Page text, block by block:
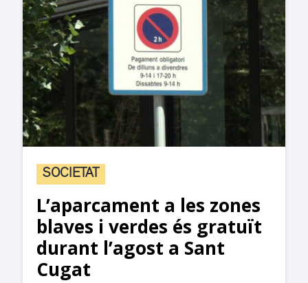
SOCIETAT
L’aparcament a les zones
blaves i verdes és gratuït
durant l’agost a Sant
Cugat